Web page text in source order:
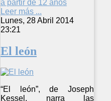
a partir de 12 años
Leer más ...
Lunes, 28 Abril 2014
23:21
El león
“El león”, de Joseph
Kessel, narra las